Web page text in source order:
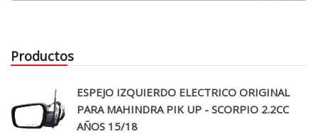
Productos
ESPEJO IZQUIERDO ELECTRICO ORIGINAL
PARA MAHINDRA PIK UP - SCORPIO 2.2CC
AÑOS 15/18